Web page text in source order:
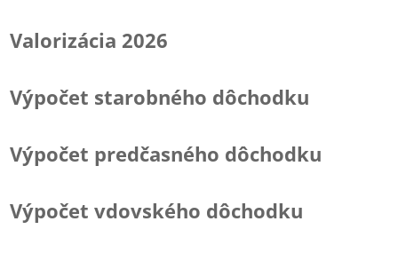
Valorizácia 2026
Výpočet starobného dôchodku
Výpočet predčasného dôchodku
Výpočet vdovského dôchodku